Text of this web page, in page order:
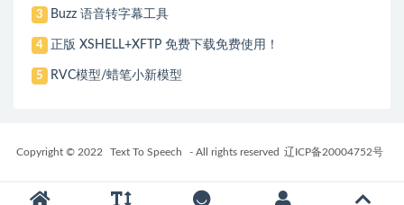
3 Buzz 语音转字幕工具
4 正版 XSHELL+XFTP 免费下载免费使用！
5 RVC模型/蜡笔小新模型
Copyright © 2022 Text To Speech - All rights reserved 辽ICP备20004752号